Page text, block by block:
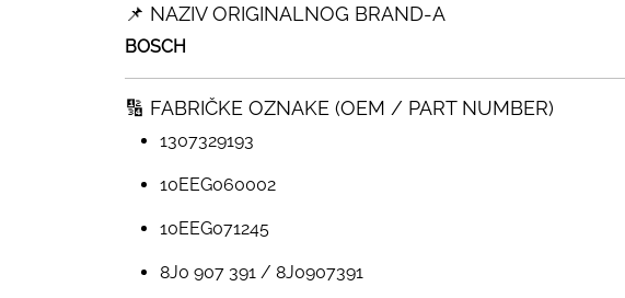
📌 NAZIV ORIGINALNOG BRAND-A
BOSCH
🔢 FABRIČKE OZNAKE (OEM / PART NUMBER)
1307329193
10EEG060002
10EEG071245
8J0 907 391 / 8J0907391